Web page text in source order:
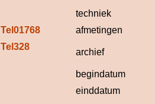
techniek
Tel01768 afmetingen
Tel328
archief
begindatum
einddatum